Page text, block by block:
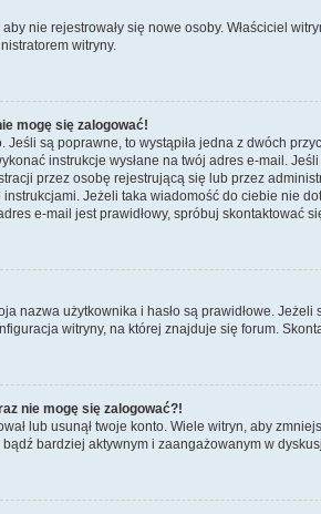
nie rejestrowały się nowe osoby. Właściciel
witryny.
mogę się zalogować!
są poprawne, to wystąpiła jedna z dwóch
instrukcje wysłane na twój adres e-mail.
przez osobę rejestrującą się lub przez
Jeżeli taka wiadomość do ciebie nie
e-mail jest prawidłowy, spróbuj skontaktować
nazwa użytkownika i hasło są prawidłowe.
witryny, na której znajduje się forum.
nie mogę się zalogować?!
lub usunął twoje konto. Wiele witryn, aby
bardziej aktywnym i zaangażowanym w